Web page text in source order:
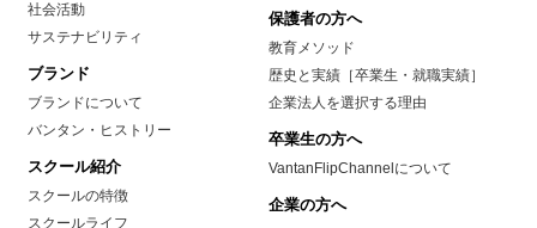
社会活動
サステナビリティ
ブランド
ブランドについて
バンタン・ヒストリー
スクール紹介
スクールの特徴
スクールライフ
保護者の方へ
教育メソッド
歴史と実績［卒業生・就職実績］
企業法人を選択する理由
卒業生の方へ
VantanFlipChannelについて
企業の方へ